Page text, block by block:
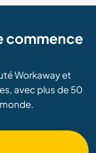
commence
Workaway et
avec plus de 50